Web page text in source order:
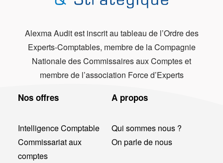
Alexma Audit est inscrit au tableau de l’Ordre des
Experts-Comptables, membre de la Compagnie
Nationale des Commissaires aux Comptes et
membre de l’association Force d’Experts
Nos offres
Intelligence Comptable
Commissariat aux
comptes
A propos
Qui sommes nous ?
On parle de nous